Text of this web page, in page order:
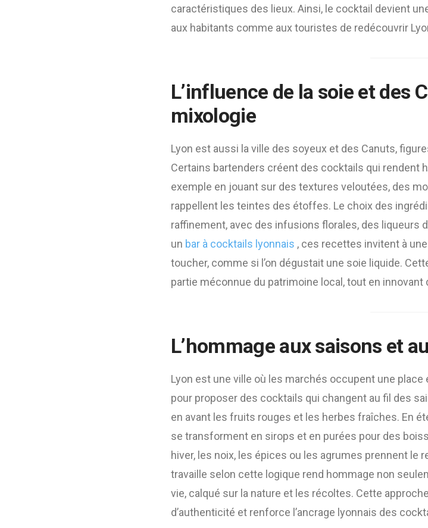
caractéristiques des lieux. Ainsi, le cocktail devient
aux habitants comme aux touristes de redécouvrir
L’influence de la soie et des
mixologie
Lyon est aussi la ville des soyeux et des Canuts,
Certains bartenders créent des cocktails qui rendent
exemple en jouant sur des textures veloutées, des
rappellent les teintes des étoffes. Le choix des
raffinement, avec des infusions florales, des liqueurs
un bar à cocktails lyonnais , ces recettes invitent à
toucher, comme si l’on dégustait une soie liquide.
partie méconnue du patrimoine local, tout en innovant
L’hommage aux saisons et
Lyon est une ville où les marchés occupent une
pour proposer des cocktails qui changent au fil des
en avant les fruits rouges et les herbes fraîches. En
se transforment en sirops et en purées pour des
hiver, les noix, les épices ou les agrumes prennent le
travaille selon cette logique rend hommage non
vie, calqué sur la nature et les récoltes. Cette
d’authenticité et renforce l’ancrage lyonnais des